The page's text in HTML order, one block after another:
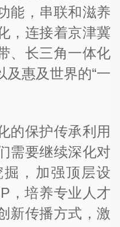
能，串联和滋养
，连接着京津冀
、长三角一体化
及惠及世界的“一
的保护传承利用
需要继续深化对
，加强顶层设
，培养专业人才
新传播方式，激